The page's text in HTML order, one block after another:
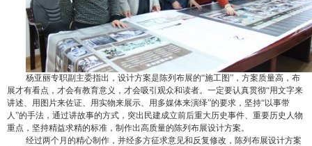
杨亚丽专职副主委指出，设计方案是陈列布展的“施工图”，方案质量高，布
展才有看点，才会有教育意义，才会吸引观众和读者。一定要认真贯彻“用文字来
讲述、用图片来佐证、用实物来展示、用多媒体来演绎”的要求，坚持“以事带
人”的手法，通过讲故事的方式，突出民建成立前后重大历史事件、重要历史人物
重点，坚持精益求精的标准，制作出高质量的陈列布展设计方案。
经过两个月的精心制作，并经多方征求意见和反复修改，陈列布展设计方案